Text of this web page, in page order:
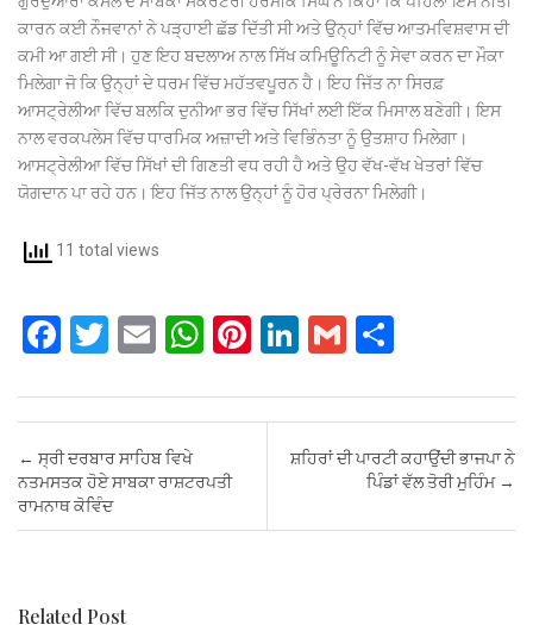
ਕਾਰਨ ਕਈ ਨੌਜਵਾਨਾਂ ਨੇ ਪੜ੍ਹਾਈ ਛੱਡ ਦਿੱਤੀ ਸੀ ਅਤੇ ਉਨ੍ਹਾਂ ਵਿੱਚ ਆਤਮਵਿਸ਼ਵਾਸ ਦੀ
ਕਮੀ ਆ ਗਈ ਸੀ। ਹੁਣ ਇਹ ਬਦਲਾਅ ਨਾਲ ਸਿੱਖ ਕਮਿਊਨਿਟੀ ਨੂੰ ਸੇਵਾ ਕਰਨ ਦਾ ਮੌਕਾ
ਮਿਲੇਗਾ ਜੋ ਕਿ ਉਨ੍ਹਾਂ ਦੇ ਧਰਮ ਵਿੱਚ ਮਹੱਤਵਪੂਰਨ ਹੈ। ਇਹ ਜਿੱਤ ਨਾ ਸਿਰਫ਼
ਆਸਟ੍ਰੇਲੀਆ ਵਿੱਚ ਬਲਕਿ ਦੁਨੀਆ ਭਰ ਵਿੱਚ ਸਿੱਖਾਂ ਲਈ ਇੱਕ ਮਿਸਾਲ ਬਣੇਗੀ। ਇਸ
ਨਾਲ ਵਰਕਪਲੇਸ ਵਿੱਚ ਧਾਰਮਿਕ ਅਜ਼ਾਦੀ ਅਤੇ ਵਿਭਿੰਨਤਾ ਨੂੰ ਉਤਸ਼ਾਹ ਮਿਲੇਗਾ।
ਆਸਟ੍ਰੇਲੀਆ ਵਿੱਚ ਸਿੱਖਾਂ ਦੀ ਗਿਣਤੀ ਵਧ ਰਹੀ ਹੈ ਅਤੇ ਉਹ ਵੱਖ-ਵੱਖ ਖੇਤਰਾਂ ਵਿੱਚ
ਯੋਗਦਾਨ ਪਾ ਰਹੇ ਹਨ। ਇਹ ਜਿੱਤ ਨਾਲ ਉਨ੍ਹਾਂ ਨੂੰ ਹੋਰ ਪ੍ਰੇਰਨਾ ਮਿਲੇਗੀ।
11 total views
F
ce
b
o
o
T
tt
er
E
ail
W
at
A
p
Pi
er
Li
ke
dI
G
ail ar
e
Post navigation
← ਸ੍ਰੀ ਦਰਬਾਰ ਸਾਹਿਬ ਵਿਖੇ
ਨਤਮਸਤਕ ਹੋਏ ਸਾਬਕਾ ਰਾਸ਼ਟਰਪਤੀ
ਰਾਮਨਾਥ ਕੋਵਿੰਦ
ਸ਼ਹਿਰਾਂ ਦੀ ਪਾਰਟੀ ਕਹਾਉਂਦੀ ਭਾਜਪਾ ਨੇ
ਪਿੰਡਾਂ ਵੱਲ ਤੋਰੀ ਮੁਹਿੰਮ →
Related Post